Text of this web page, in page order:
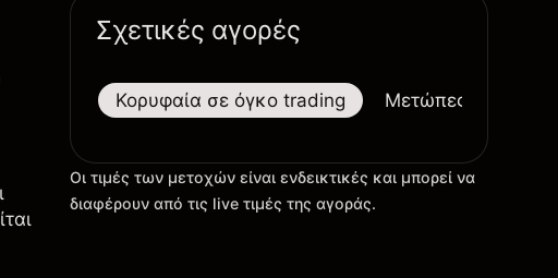
Σχετικές αγορές
Κορυφαία σε όγκο trading Μετώπες
Οι τιμές των μετοχών είναι ενδεικτικές και μπορεί να
διαφέρουν από τις live τιμές της αγοράς.